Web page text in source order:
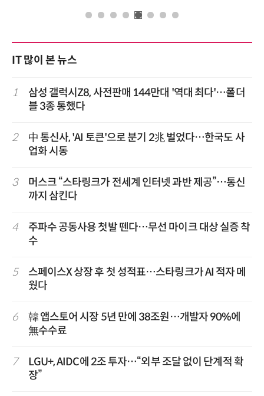
IT 많이 본 뉴스
1
삼성 갤럭시Z8, 사전판매 144만대 '역대 최다'…폴더
블 3종 통했다
2
中 통신사, 'AI 토큰'으로 분기 2兆 벌었다…한국도 사
업화 시동
3
머스크 “스타링크가 전세계 인터넷 과반 제공”…통신
까지 삼킨다
4
주파수 공동사용 첫발 뗀다…무선 마이크 대상 실증 착
수
5
스페이스X 상장 후 첫 성적표…스타링크가 AI 적자 메
웠다
6
韓 앱스토어 시장 5년 만에 38조원…개발자 90%에
無수수료
7
LGU+, AIDC에 2조 투자…“외부 조달 없이 단계적 확
장”